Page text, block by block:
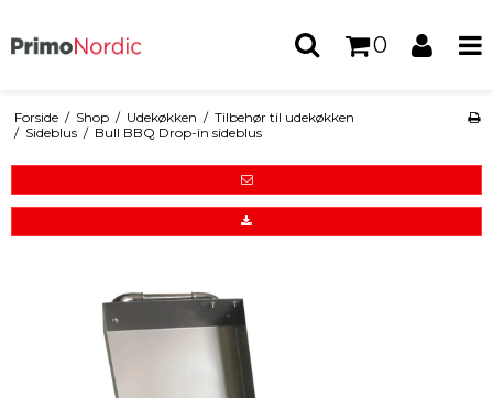
0
Forside / Shop / Udekøkken / Tilbehør til udekøkken
/ Sideblus / Bull BBQ Drop-in sideblus